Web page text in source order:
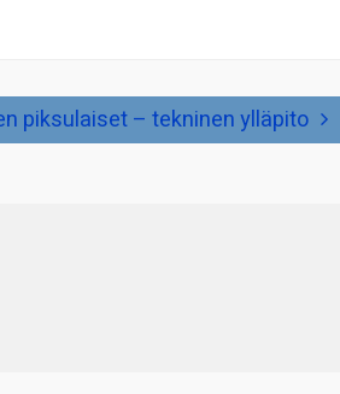
piksulaiset – tekninen ylläpito